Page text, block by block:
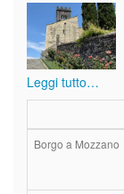
Leggi tutto…
Borgo a Mozzano